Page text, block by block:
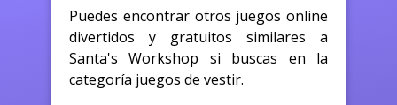
Puedes encontrar otros juegos online
divertidos y gratuitos similares a
Santa's Workshop si buscas en la
categoría juegos de vestir.